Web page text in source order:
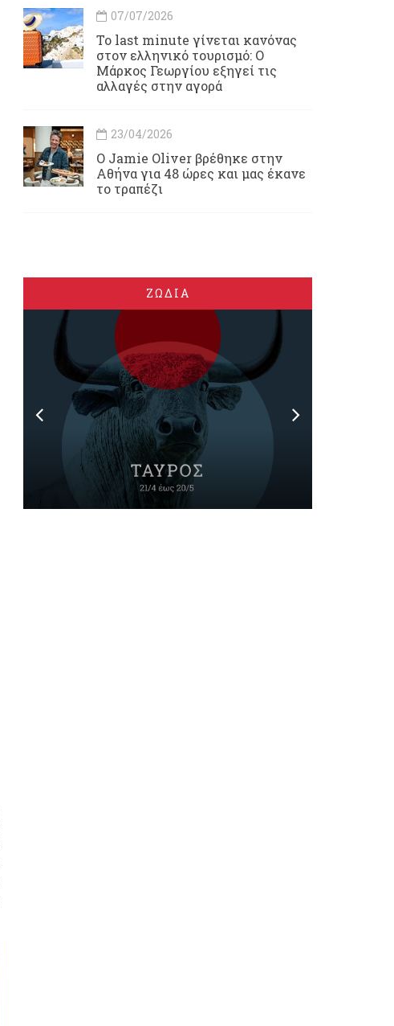
07/07/2026
Το last minute γίνεται κανόνας
στον ελληνικό τουρισμό: Ο
Μάρκος Γεωργίου εξηγεί τις
αλλαγές στην αγορά
23/04/2026
Ο Jamie Oliver βρέθηκε στην
Αθήνα για 48 ώρες και μας έκανε
το τραπέζι
ΖΩΔΙΑ